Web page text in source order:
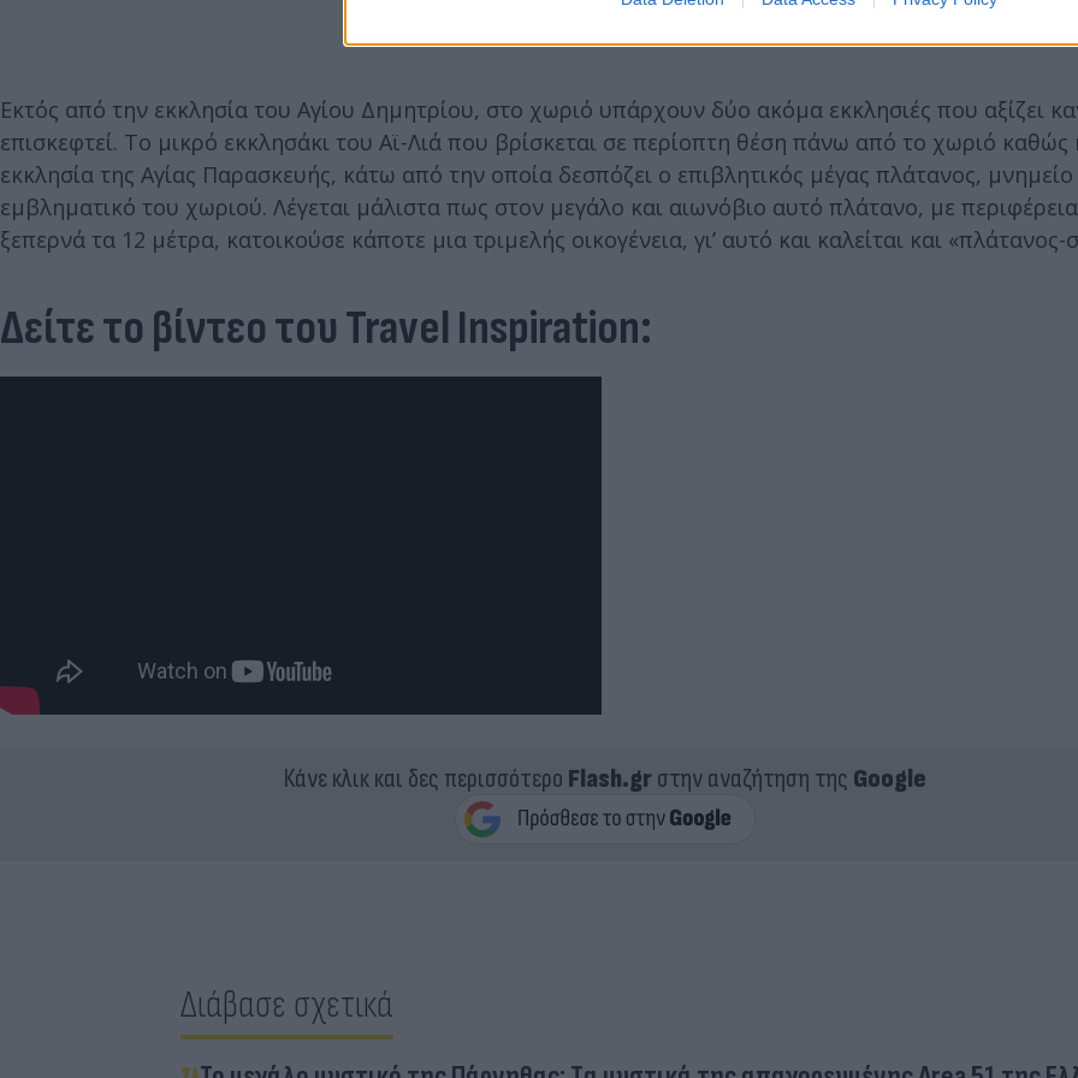
Εκτός από την εκκλησία του Αγίου Δημητρίου, στο χωριό υπάρχουν δύο ακόμα εκκλησιές που αξίζει
επισκεφτεί. Το μικρό εκκλησάκι του Αϊ-Λιά που βρίσκεται σε περίοπτη θέση πάνω από το χωριό καθώς
εκκλησία της Αγίας Παρασκευής, κάτω από την οποία δεσπόζει ο επιβλητικός μέγας πλάτανος, μνημείο
εμβληματικό του χωριού. Λέγεται μάλιστα πως στον μεγάλο και αιωνόβιο αυτό πλάτανο, με
ξεπερνά τα 12 μέτρα, κατοικούσε κάποτε μια τριμελής οικογένεια, γι’ αυτό και καλείται και «πλάτανος-
Δείτε το βίντεο τουTravel Inspiration:
Κάνε κλικ και δες περισσότερο Flash.grστην αναζήτηση της Google
Διάβασε σχετικά